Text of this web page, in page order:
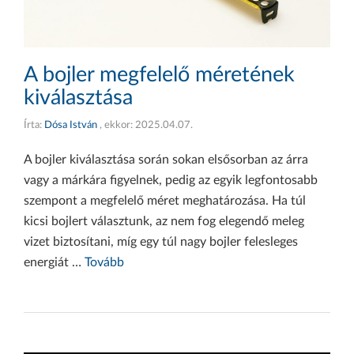
A bojler megfelelő méretének
kiválasztása
Írta: Dósa István , ekkor: 2025.04.07.
A bojler kiválasztása során sokan elsősorban az árra
vagy a márkára figyelnek, pedig az egyik legfontosabb
szempont a megfelelő méret meghatározása. Ha túl
kicsi bojlert választunk, az nem fog elegendő meleg
vizet biztosítani, míg egy túl nagy bojler felesleges
energiát … Tovább